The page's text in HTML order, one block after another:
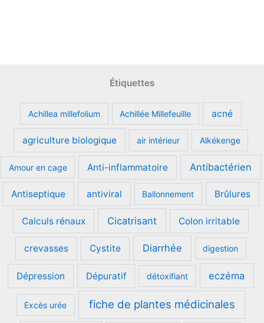
Étiquettes
Achillea millefolium Achillée Millefeuille acné
agriculture biologique air intérieur Alkékenge
Amour en cage Anti-inflammatoire Antibactérien
Antiseptique antiviral Ballonnement Brûlures
Calculs rénaux Cicatrisant Colon irritable
crevasses Cystite Diarrhée digestion
Dépression Dépuratif détoxifiant eczéma
Excès urée fiche de plantes médicinales